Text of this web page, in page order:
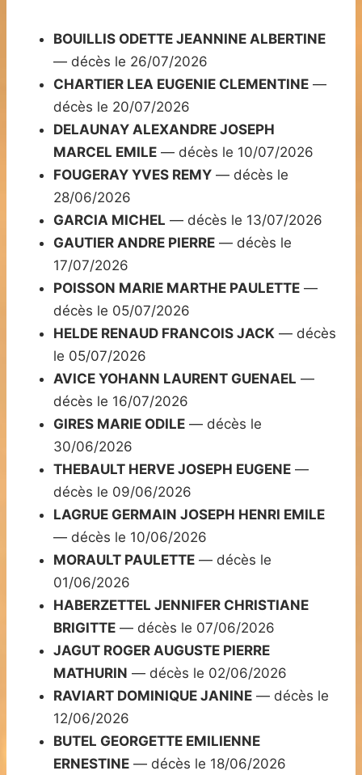
BOUILLIS ODETTE JEANNINE ALBERTINE
— décès le 26/07/2026
CHARTIER LEA EUGENIE CLEMENTINE —
décès le 20/07/2026
DELAUNAY ALEXANDRE JOSEPH
MARCEL EMILE — décès le 10/07/2026
FOUGERAY YVES REMY — décès le
28/06/2026
GARCIA MICHEL — décès le 13/07/2026
GAUTIER ANDRE PIERRE — décès le
17/07/2026
POISSON MARIE MARTHE PAULETTE —
décès le 05/07/2026
HELDE RENAUD FRANCOIS JACK — décès
le 05/07/2026
AVICE YOHANN LAURENT GUENAEL —
décès le 16/07/2026
GIRES MARIE ODILE — décès le
30/06/2026
THEBAULT HERVE JOSEPH EUGENE —
décès le 09/06/2026
LAGRUE GERMAIN JOSEPH HENRI EMILE
— décès le 10/06/2026
MORAULT PAULETTE — décès le
01/06/2026
HABERZETTEL JENNIFER CHRISTIANE
BRIGITTE — décès le 07/06/2026
JAGUT ROGER AUGUSTE PIERRE
MATHURIN — décès le 02/06/2026
RAVIART DOMINIQUE JANINE — décès le
12/06/2026
BUTEL GEORGETTE EMILIENNE
ERNESTINE — décès le 18/06/2026